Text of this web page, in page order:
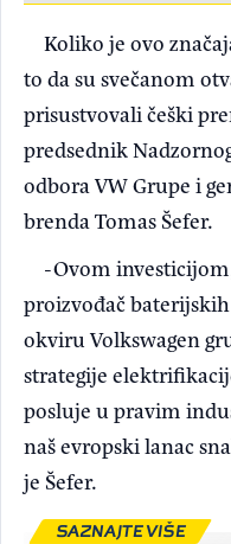
Koliko je ovo
to da su svečanom
prisustvovali češki
predsednik
odbora VW Grupe i
brenda Tomas Šefer.
-Ovom
proizvođač
okviru Volkswagen
strategije
posluje u pravim
naš evropski lanac
je Šefer.
SAZNAJTE VIŠE